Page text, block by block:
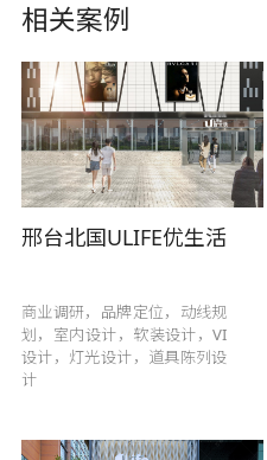
相关案例
邢台北国ULIFE优生活
商业调研，品牌定位，动线规
划，室内设计，软装设计，VI
设计，灯光设计，道具陈列设
计